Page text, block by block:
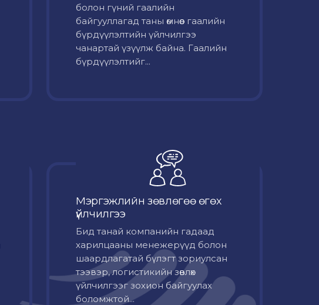
болон гүний гаалийн
байгууллагад таны өмнөөс гаалийн
бүрдүүлэлтийн үйлчилгээ
чанартай үзүүлж байна. Гаалийн
бүрдүүлэлтийг...
Мэргэжлийн зөвлөгөө өгөх
үйлчилгээ
Бид танай компанийн гадаад
харилцааны менежерүүд болон
шаардлагатай бүлэгт зориулсан
тээвэр, логистикийн зөвлөх
үйлчилгээг зохион байгуулах
боломжтой...